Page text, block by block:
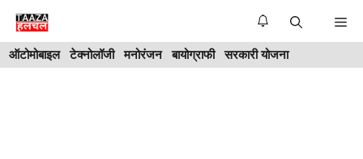
Skip
content
ऑटोमोबाइल टेक्नोलॉजी मनोरंजन बायोग्राफी सरकारी योजना